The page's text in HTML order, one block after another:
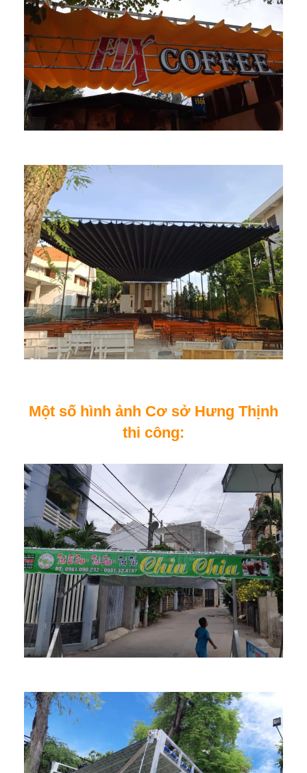
Một số hình ảnh Cơ sở Hưng Thịnh
thi công: